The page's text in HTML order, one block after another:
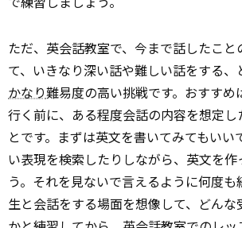
ただ、英会話教室で、今まで話したこと
て、いきなり深い話や難しい話をする、
かなり難易度の高い挑戦です。おすすめ
行く前に、ある程度会話の内容を想定し
とです。まずは英文を書いてみてもいい
い表現を検索したりしながら、英文を作
う。それを見ないで言えるように何度
生と会話をする場面を想像して、どんな